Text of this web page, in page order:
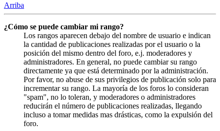
Arriba
¿Cómo se puede cambiar mi rango?
Los rangos aparecen debajo del nombre de usuario e indican
la cantidad de publicaciones realizadas por el usuario o la
posición del mismo dentro del foro, e.j. moderadores y
administradores. En general, no puede cambiar su rango
directamente ya que está determinado por la administración.
Por favor, no abuse de sus privilegios de publicación solo para
incrementar su rango. La mayoría de los foros lo consideran
"spam", no lo toleran, y moderadores o administradores
reducirán el número de publicaciones realizadas, llegando
incluso a tomar medidas mas drásticas, como la expulsión del
foro.